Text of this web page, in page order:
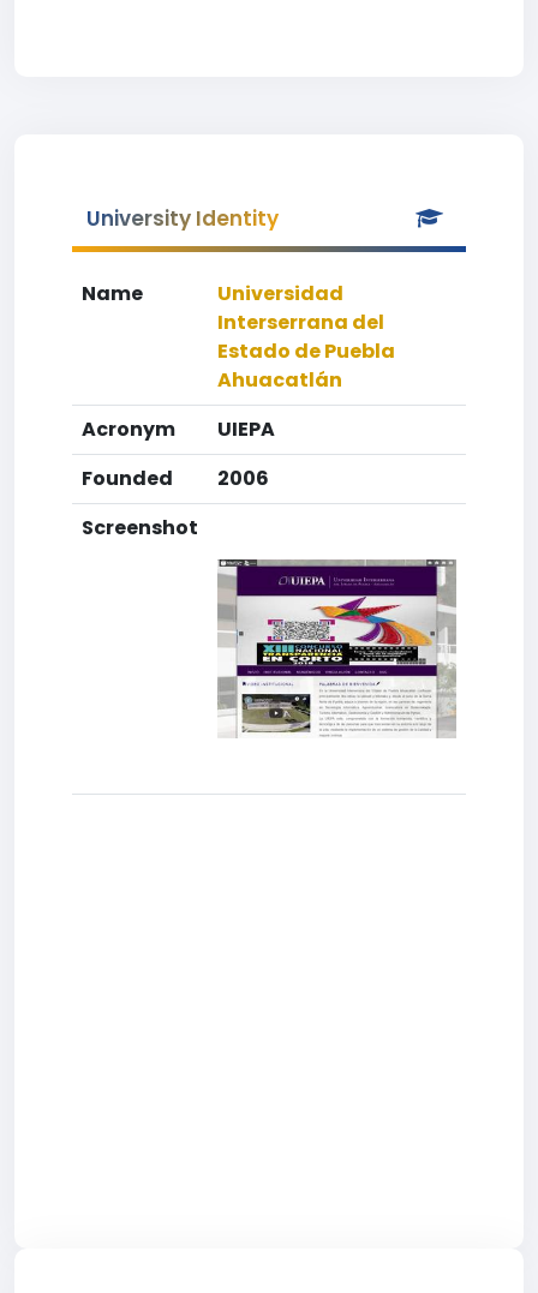
University Identity
Name
Universidad
Interserrana del
Estado de Puebla
Ahuacatlán
Acronym
UIEPA
Founded
2006
Screenshot